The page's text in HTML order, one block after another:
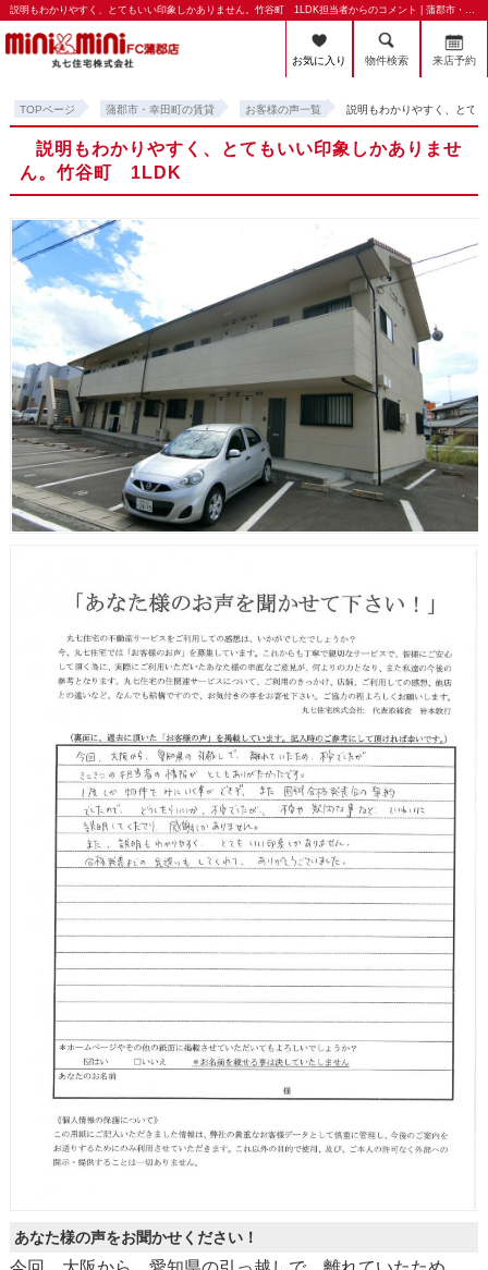
説明もわかりやすく、とてもいい印象しかありません。竹谷町 1LDK担当者からのコメント | 蒲郡市・幸田町の賃貸・賃貸管理のことならミニミニFC蒲郡店 丸七住宅株式会社
お気に入り 物件検索 来店予約
TOPページ 蒲郡市・幸田町の賃貸 お客様の声一覧 説明もわかりやすく、とて
説明もわかりやすく、とてもいい印象しかありませ
ん。竹谷町 1LDK
あなた様の声をお聞かせください！